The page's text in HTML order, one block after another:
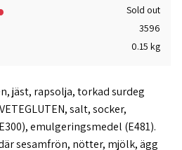
Sold out
3596
0.15 kg
jäst, rapsolja, torkad surdeg
salt, socker,
emulgeringsmedel (E481).
sesamfrön, nötter, mjölk, ägg